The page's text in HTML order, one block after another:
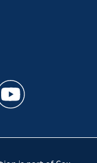
a new window)
feed(Opens a new
TV youtube